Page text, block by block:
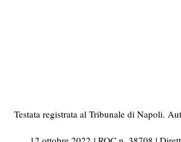
Testata registrata al Tribunale di Napoli.